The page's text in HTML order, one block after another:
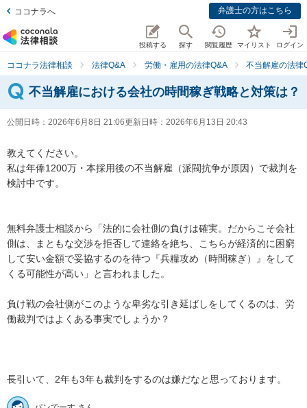
ココナラへ 弁護士の方はこちら
投稿する 探す 閲覧履歴 マイリスト ログイン
ココナラ法律相談 法律Q&A 労働・雇用の法律Q&A 不当解雇の法律
不当解雇における会社の時間稼ぎ戦略と対策は？
公開日時： 2026年6月8日 21:06更新日時： 2026年6月13日 20:43
教えてください。
私は年俸1200万・本採用後の不当解雇（派閥抗争が原因）で裁判を
検討中です。
無料弁護士相談から「法的に会社側の負けは確実。だからこそ会社
側は、まともな交渉を拒否して連絡を絶ち、こちらが経済的に困窮
して安い金額で妥協するのを待つ『兵糧攻め（時間稼ぎ）』をして
くる可能性が高い」と言われました。
負け戦の会社側がこのような卑劣な引き延ばしをしてくるのは、労
働裁判ではよくある事実でしょうか？
長引いて、2年も3年も裁判をするのは嫌だなと思っております。